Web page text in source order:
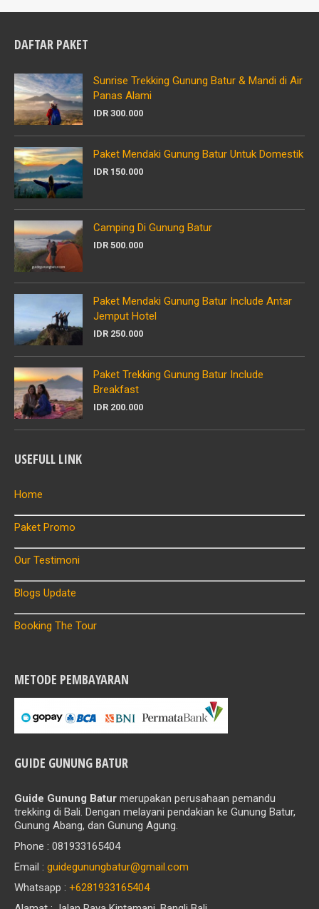
DAFTAR PAKET
Sunrise Trekking Gunung Batur & Mandi di Air
Panas Alami
IDR 300.000
Paket Mendaki Gunung Batur Untuk Domestik
IDR 150.000
Camping Di Gunung Batur
IDR 500.000
Paket Mendaki Gunung Batur Include Antar
Jemput Hotel
IDR 250.000
Paket Trekking Gunung Batur Include
Breakfast
IDR 200.000
USEFULL LINK
Home
Paket Promo
Our Testimoni
Blogs Update
Booking The Tour
METODE PEMBAYARAN
GUIDE GUNUNG BATUR
Guide Gunung Batur merupakan perusahaan pemandu
trekking di Bali. Dengan melayani pendakian ke Gunung Batur,
Gunung Abang, dan Gunung Agung.
Phone : 081933165404
Email : guidegunungbatur@gmail.com
Whatsapp : +6281933165404